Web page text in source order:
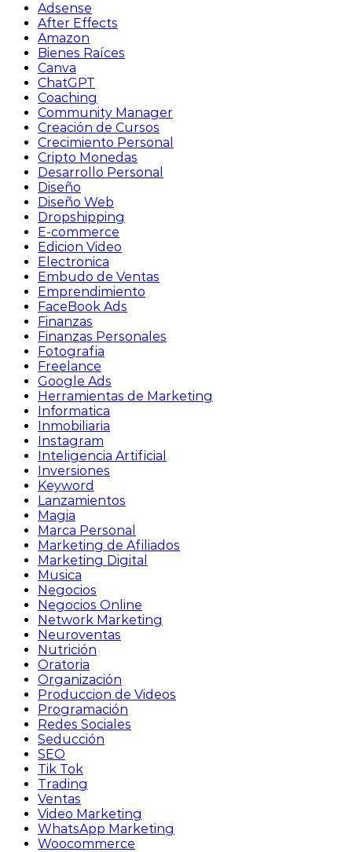
Adsense
After Effects
Amazon
Bienes Raíces
Canva
ChatGPT
Coaching
Community Manager
Creación de Cursos
Crecimiento Personal
Cripto Monedas
Desarrollo Personal
Diseño
Diseño Web
Dropshipping
E-commerce
Edicion Video
Electronica
Embudo de Ventas
Emprendimiento
FaceBook Ads
Finanzas
Finanzas Personales
Fotografia
Freelance
Google Ads
Herramientas de Marketing
Informatica
Inmobiliaria
Instagram
Inteligencia Artificial
Inversiones
Keyword
Lanzamientos
Magia
Marca Personal
Marketing de Afiliados
Marketing Digital
Musica
Negocios
Negocios Online
Network Marketing
Neuroventas
Nutrición
Oratoria
Organización
Produccion de Videos
Programación
Redes Sociales
Seducción
SEO
Tik Tok
Trading
Ventas
Video Marketing
WhatsApp Marketing
Woocommerce